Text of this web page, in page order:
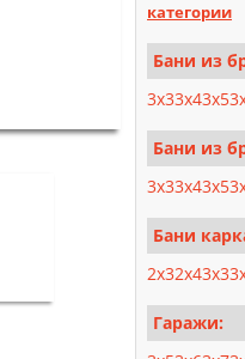
категории
Бани из
3x33x43x5
Бани из
3x33x43x5
Бани
2x32x43x3
Гаражи: